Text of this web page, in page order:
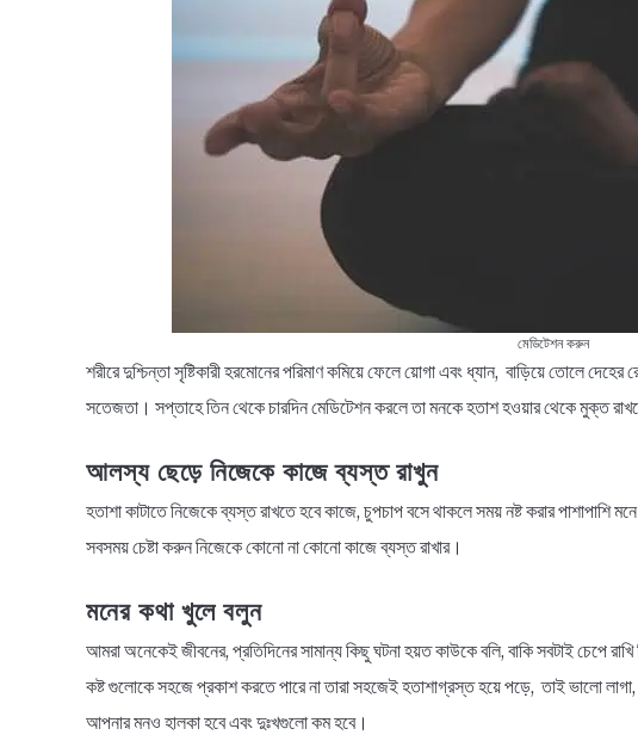
মেডিটেশন করুন
শরীরে দুশ্চিন্তা সৃষ্টিকারী হরমোনের পরিমাণ কমিয়ে ফেলে য়োগা এবং ধ্যান, বাড়িয়ে তোলে
সতেজতা। সপ্তাহে তিন থেকে চারদিন মেডিটেশন করলে তা মনকে হতাশ হওয়ার থেকে মুক্ত
আলস্য ছেড়ে নিজেকে কাজে ব্যস্ত রাখুন
হতাশা কাটাতে নিজেকে ব্যস্ত রাখতে হবে কাজে, চুপচাপ বসে থাকলে সময় নষ্ট করার পাশাপাশি
সবসময় চেষ্টা করুন নিজেকে কোনো না কোনো কাজে ব্যস্ত রাখার।
মনের কথা খুলে বলুন
আমরা অনেকেই জীবনের, প্রতিদিনের সামান্য কিছু ঘটনা হয়ত কাউকে বলি, বাকি সবটাই চেপে
কষ্ট গুলোকে সহজে প্রকাশ করতে পারে না তারা সহজেই হতাশাগ্রস্ত হয়ে পড়ে, তাই ভালো লাগা,
আপনার মনও হালকা হবে এবং দুঃখগুলো কম হবে।